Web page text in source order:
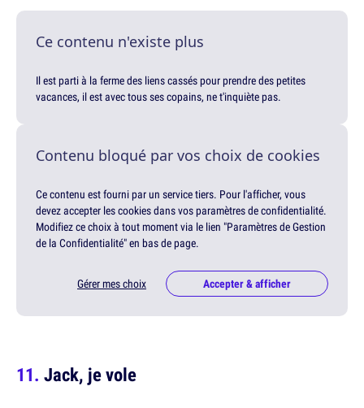
Ce contenu n'existe plus
Il est parti à la ferme des liens cassés pour prendre des petites
vacances, il est avec tous ses copains, ne t'inquiète pas.
Contenu bloqué par vos choix de cookies
Ce contenu est fourni par un service tiers. Pour l'afficher, vous
devez accepter les cookies dans vos paramètres de confidentialité.
Modifiez ce choix à tout moment via le lien "Paramètres de Gestion
de la Confidentialité" en bas de page.
Gérer mes choix Accepter & afficher
Jack, je vole